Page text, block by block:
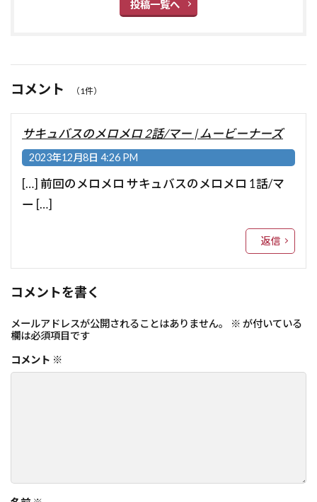
投稿一覧へ
コメント （1件）
サキュバスのメロメロ 2話/マー | ムービーナーズ
2023年12月8日 4:26 PM
[…] 前回のメロメロ サキュバスのメロメロ 1話/マ
ー […]
返信
コメントを書く
メールアドレスが公開されることはありません。 ※ が付いている
欄は必須項目です
コメント ※